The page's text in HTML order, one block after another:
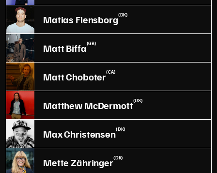
Matias Flensborg(DK)
Matt Biffa(GB)
Matt Choboter(CA)
Matthew McDermott(US)
Max Christensen(DK)
Mette Zähringer(DK)